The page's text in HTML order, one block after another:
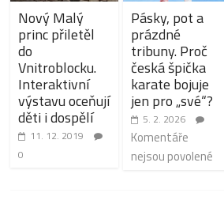
Nový Malý
princ přiletěl
do
Vnitroblocku.
Interaktivní
výstavu oceňují
děti i dospělí
11. 12. 2019
0
Pásky, pot a
prázdné
tribuny. Proč
česká špička
karate bojuje
jen pro „své“?
5. 2. 2026
Komentáře
nejsou povolené